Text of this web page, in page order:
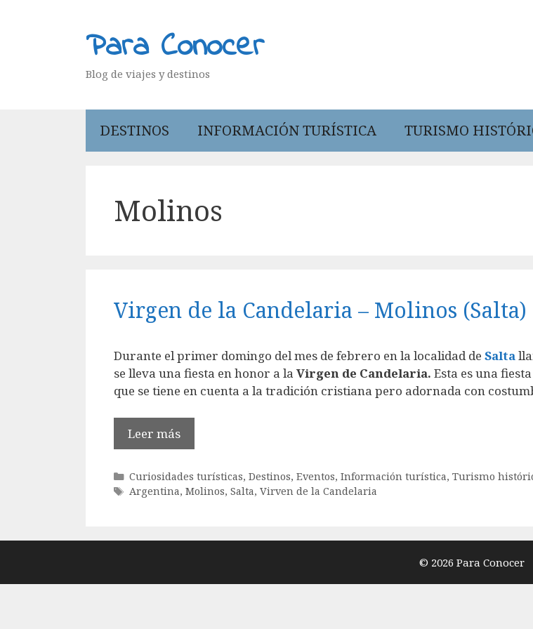
Para Conocer
Blog de viajes y destinos
DESTINOS INFORMACIÓN TURÍSTICA TURISMO
Molinos
Virgen de la Candelaria – Molinos (Salta)
Durante el primer domingo del mes de febrero en la localidad de Salta
se lleva una fiesta en honor a la Virgen de Candelaria. Esta es una
que se tiene en cuenta a la tradición cristiana pero adornada con
Leer más
Categorías
Curiosidades turísticas, Destinos, Eventos, Información turística, Turismo
Etiquetas
Argentina, Molinos, Salta, Virven de la Candelaria
© 2026 Para Conocer